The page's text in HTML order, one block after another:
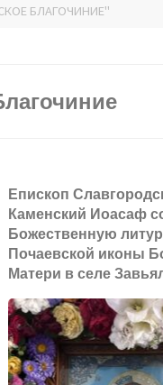
БЛАГОЧИНИЕ"
Епископ
Каменский Иоасаф
Божественную
Почаевской иконы
Матери в селе